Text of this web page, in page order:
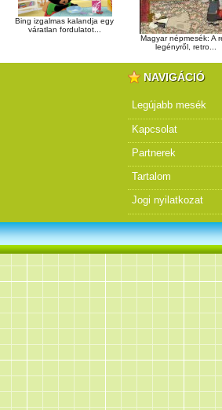
Bing izgalmas kalandja egy
váratlan fordulatot...
Magyar népmesék: A
legényről, retro...
NAVIGÁCIÓ
Legújabb mesék
Kapcsolat
Partnerek
Tartalom
Jogi nyilatkozat